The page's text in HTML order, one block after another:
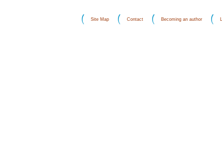
Site Map Contact Becoming an author